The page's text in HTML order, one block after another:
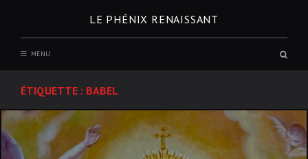
LE PHÉNIX RENAISSANT
MENU
ÉTIQUETTE : BABEL